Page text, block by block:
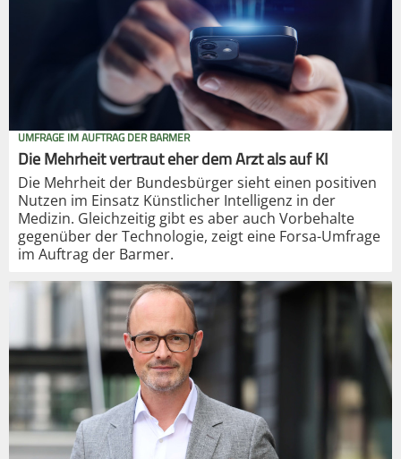
UMFRAGE IM AUFTRAG DER BARMER
Die Mehrheit vertraut eher dem Arzt als auf KI
Die Mehrheit der Bundesbürger sieht einen positiven
Nutzen im Einsatz Künstlicher Intelligenz in der
Medizin. Gleichzeitig gibt es aber auch Vorbehalte
gegenüber der Technologie, zeigt eine Forsa-Umfrage
im Auftrag der Barmer.